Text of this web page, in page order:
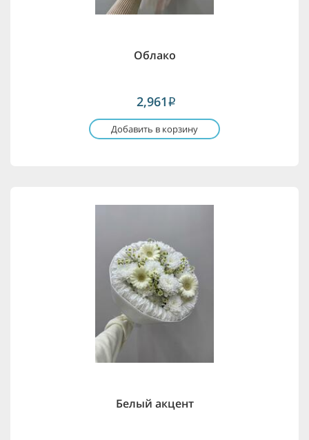
Облако
2,961 i
Добавить в корзину
Белый акцент